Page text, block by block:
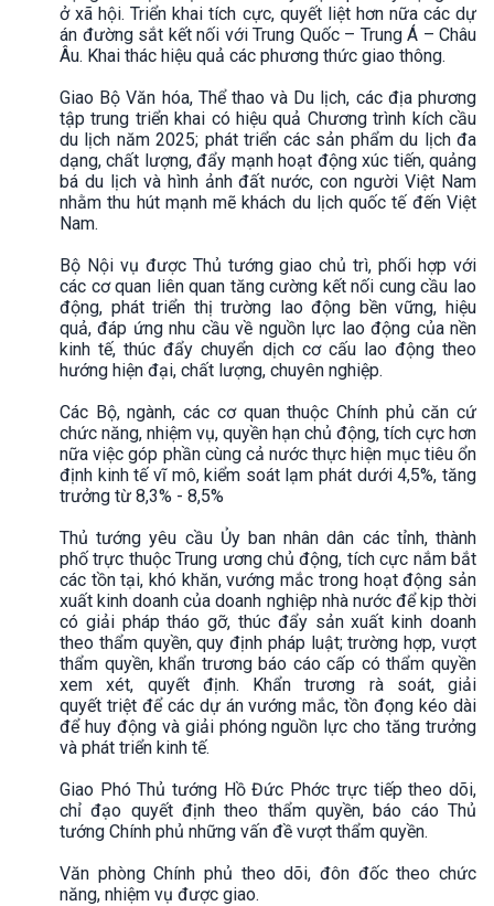
ở xã hội. Triển khai tích cực, quyết liệt hơn nữa các dự
án đường sắt kết nối với Trung Quốc – Trung Á – Châu
Âu. Khai thác hiệu quả các phương thức giao thông.
Giao Bộ Văn hóa, Thể thao và Du lịch, các địa phương
tập trung triển khai có hiệu quả Chương trình kích cầu
du lịch năm 2025; phát triển các sản phẩm du lịch đa
dạng, chất lượng, đẩy mạnh hoạt động xúc tiến, quảng
bá du lịch và hình ảnh đất nước, con người Việt Nam
nhằm thu hút mạnh mẽ khách du lịch quốc tế đến Việt
Nam.
Bộ Nội vụ được Thủ tướng giao chủ trì, phối hợp với
các cơ quan liên quan tăng cường kết nối cung cầu lao
động, phát triển thị trường lao động bền vững, hiệu
quả, đáp ứng nhu cầu về nguồn lực lao động của nền
kinh tế, thúc đẩy chuyển dịch cơ cấu lao động theo
hướng hiện đại, chất lượng, chuyên nghiệp.
Các Bộ, ngành, các cơ quan thuộc Chính phủ căn cứ
chức năng, nhiệm vụ, quyền hạn chủ động, tích cực hơn
nữa việc góp phần cùng cả nước thực hiện mục tiêu ổn
định kinh tế vĩ mô, kiểm soát lạm phát dưới 4,5%, tăng
trưởng từ 8,3% - 8,5%
Thủ tướng yêu cầu Ủy ban nhân dân các tỉnh, thành
phố trực thuộc Trung ương chủ động, tích cực nắm bắt
các tồn tại, khó khăn, vướng mắc trong hoạt động sản
xuất kinh doanh của doanh nghiệp nhà nước để kịp thời
có giải pháp tháo gỡ, thúc đẩy sản xuất kinh doanh
theo thẩm quyền, quy định pháp luật; trường hợp, vượt
thẩm quyền, khẩn trương báo cáo cấp có thẩm quyền
xem xét, quyết định. Khẩn trương rà soát, giải
quyết triệt để các dự án vướng mắc, tồn đọng kéo dài
để huy động và giải phóng nguồn lực cho tăng trưởng
và phát triển kinh tế.
Giao Phó Thủ tướng Hồ Đức Phớc trực tiếp theo dõi,
chỉ đạo quyết định theo thẩm quyền, báo cáo Thủ
tướng Chính phủ những vấn đề vượt thẩm quyền.
Văn phòng Chính phủ theo dõi, đôn đốc theo chức
năng, nhiệm vụ được giao.